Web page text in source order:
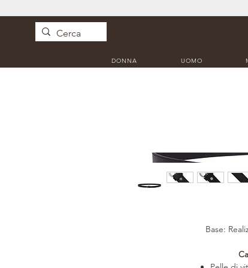
DONNA UOMO
Base: